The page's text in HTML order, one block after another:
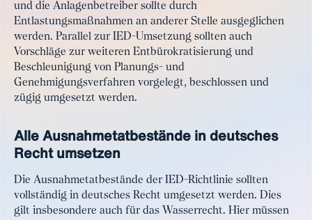
und die Anlagenbetreiber sollte durch
Entlastungsmaßnahmen an anderer Stelle ausgeglichen
werden. Parallel zur IED-Umsetzung sollten auch
Vorschläge zur weiteren Entbürokratisierung und
Beschleunigung von Planungs- und
Genehmigungsverfahren vorgelegt, beschlossen und
zügig umgesetzt werden.
Alle Ausnahmetatbestände in deutsches
Recht umsetzen
Die Ausnahmetatbestände der IED-Richtlinie sollten
vollständig in deutsches Recht umgesetzt werden. Dies
gilt insbesondere auch für das Wasserrecht. Hier müssen